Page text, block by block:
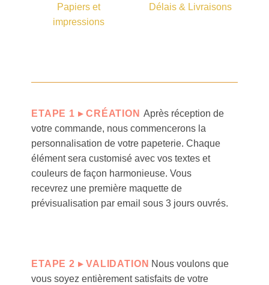
Papiers et
impressions
Délais & Livraisons
ETAPE 1 ▸ CRÉATION Après réception de
votre commande, nous commencerons la
personnalisation de votre papeterie. Chaque
élément sera customisé avec vos textes et
couleurs de façon harmonieuse. Vous
recevrez une première maquette de
prévisualisation par email sous 3 jours ouvrés.
ETAPE 2 ▸ VALIDATION Nous voulons que
vous soyez entièrement satisfaits de votre